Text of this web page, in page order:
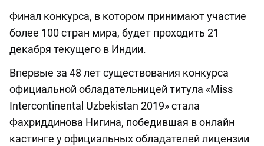
Финал конкурса, в котором принимают участие
более 100 стран мира, будет проходить 21
декабря текущего в Индии.
Впервые за 48 лет существования конкурса
официальной обладательницей титула «Miss
Intercontinental Uzbekistan 2019» стала
Фахриддинова Нигина, победившая в онлайн
кастинге у официальных обладателей лицензии